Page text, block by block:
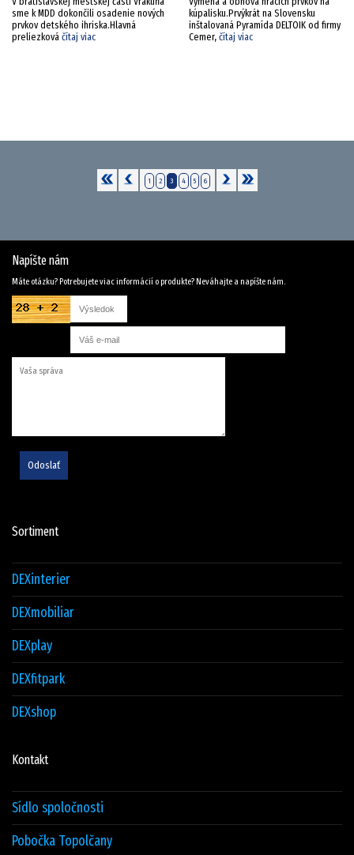
sme k MDD dokončili osadenie nových
prvkov detského ihriska.Hlavná
preliezková čítaj viac
kúpalisku.Prvýkrát na Slovensku
inštalovaná Pyramída DELTOIK od firmy
Cemer, čítaj viac
1 2 3 4 5 6
Napíšte nám
Máte otázku? Potrebujete viac informácií o produkte? Neváhajte a napíšte nám.
Odoslať
Sortiment
DEXinterier
DEXmobiliar
DEXplay
DEXfitpark
DEXshop
Kontakt
Sídlo spoločnosti
Pobočka Topolčany